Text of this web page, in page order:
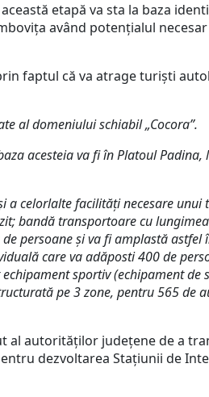
etapă va sta la baza
având potențialul
faptul că va atrage turiști
al domeniului schiabil „Cocora”.
acesteia va fi în Platoul
a celorlalte facilități necesare
bandă transportoare cu
persoane și va fi amplastă astfel
care va adăposti 400 de
sportiv (echipament de
pe 3 zone, pentru 565 de
al autorităților județene de a
dezvoltarea Stațiunii de